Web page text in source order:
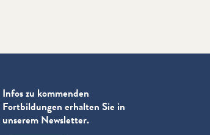
Infos zu kommenden
Fortbildungen erhalten Sie in
unserem Newsletter.